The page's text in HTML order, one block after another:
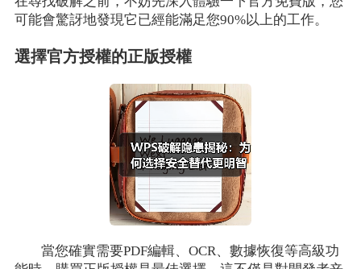
可能會驚訝地發現它已經能滿足您90%以上的工作。
選擇官方授權的正版授權
當您確實需要PDF編輯、OCR、數據恢復等高級功